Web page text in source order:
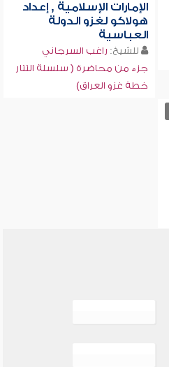
الإمارات الإسلامية , إعداد
هولاكو لغزو الدولة
العباسية
للشيخ: راغب السرجاني
جزء من محاضرة ( سلسلة التتار
خطة غزو العراق)